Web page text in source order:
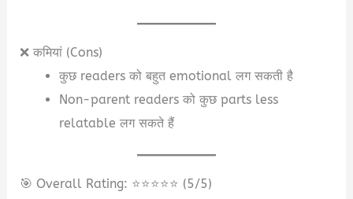
❌ कमियां (Cons)
कुछ readers को बहुत emotional लग सकती है
Non-parent readers को कुछ parts less
relatable लग सकते हैं
🎯 Overall Rating: ⭐⭐⭐⭐⭐ (5/5)